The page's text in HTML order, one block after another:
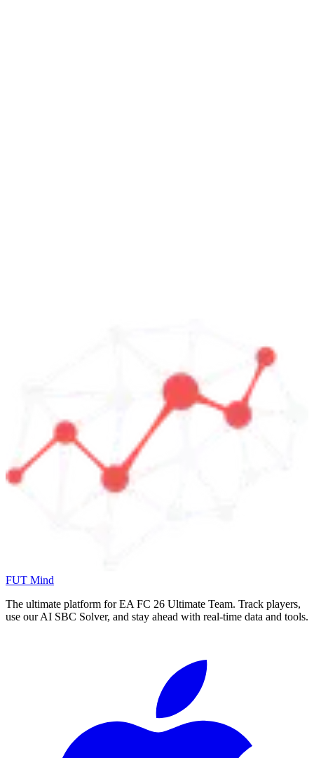
FUT Mind
The ultimate platform for EA FC 26 Ultimate Team. Track players,
use our AI SBC Solver, and stay ahead with real-time data and tools.